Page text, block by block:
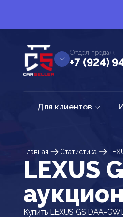
Отдел продаж
+7 (924)
Для клиентов
Главная Статистика
LEXUS
Купить LEXUS GS DAA-